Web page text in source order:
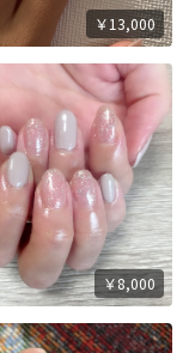
￥13,000
￥8,000